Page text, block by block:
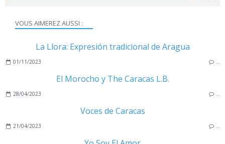
VOUS AIMEREZ AUSSI :
La Llora: Expresión tradicional de Aragua
01/11/2023 …
El Morocho y The Caracas L.B.
28/04/2023 …
Voces de Caracas
21/04/2023 …